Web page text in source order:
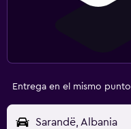
Entrega en el mismo punto
Sarandë, Albania